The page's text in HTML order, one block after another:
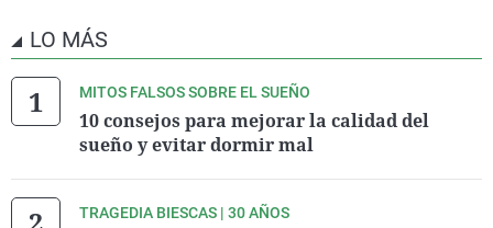
LO MÁS
MITOS FALSOS SOBRE EL SUEÑO
10 consejos para mejorar la calidad del
sueño y evitar dormir mal
TRAGEDIA BIESCAS | 30 AÑOS